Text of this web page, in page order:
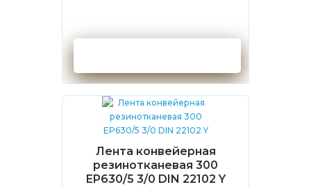
Лента конвейерная
резинотканевая 300
EP630/5 3/0 DIN 22102 Y